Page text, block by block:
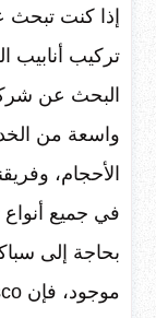
إذا كنت
تركيب أنابيب
واسعة من
الأحجام،
في جميع أنواع
بحاجة إلى